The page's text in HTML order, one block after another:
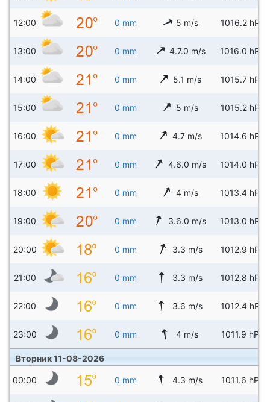
12:00 0 mm 5 m/s 1016.2 hPa
13:00 0 mm 4.7.0 m/s 1016.0 hPa
14:00 0 mm 5.1 m/s 1015.7 hPa
15:00 0 mm 5 m/s 1015.2 hPa
16:00 0 mm 4.7 m/s 1014.6 hPa
17:00 0 mm 4.6.0 m/s 1014.0 hPa
18:00 0 mm 4 m/s 1013.4 hPa
19:00 0 mm 3.6.0 m/s 1013.0 hPa
20:00 0 mm 3.3 m/s 1012.9 hPa
21:00 0 mm 3.3 m/s 1012.8 hPa
22:00 0 mm 3.6 m/s 1012.4 hPa
23:00 0 mm 4 m/s 1011.9 hPa
Вторник 11-08-2026
00:00 0 mm 4.3 m/s 1011.6 hPa